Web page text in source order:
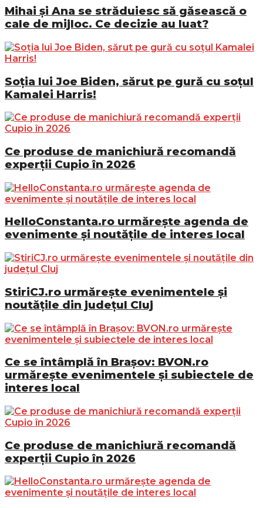
Mihai și Ana se străduiesc să găsească o
cale de mijloc. Ce decizie au luat?
Soția lui Joe Biden, sărut pe gură cu soțul
Kamalei Harris!
Ce produse de manichiură recomandă
experții Cupio în 2026
HelloConstanta.ro urmărește agenda de
evenimente și noutățile de interes local
StiriCJ.ro urmărește evenimentele și
noutățile din județul Cluj
Ce se întâmplă în Brașov: BVON.ro
urmărește evenimentele și subiectele de
interes local
Ce produse de manichiură recomandă
experții Cupio în 2026